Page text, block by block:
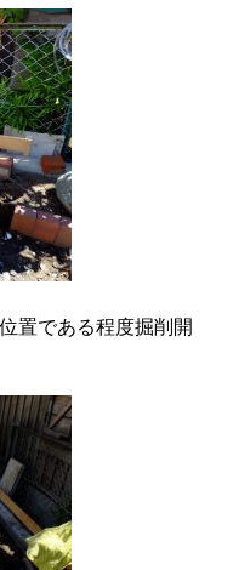
置である程度掘削開